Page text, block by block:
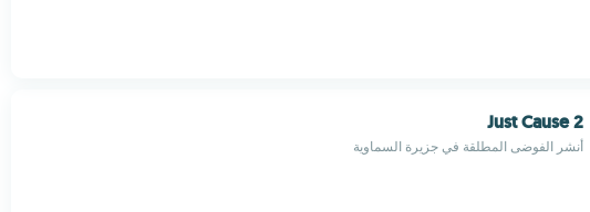
Just Cause 2
أنشر الفوضى المطلقة في جزيرة السماوية